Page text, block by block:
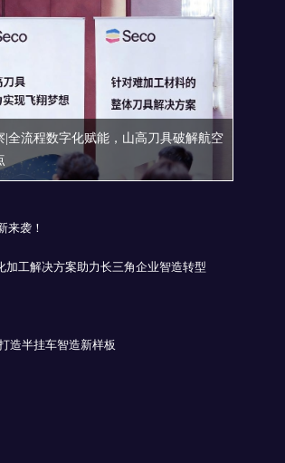
|全流程数字化赋能，山高刀具破解航空
来袭！
加工解决方案助力长三角企业智造转型
造半挂车智造新样板